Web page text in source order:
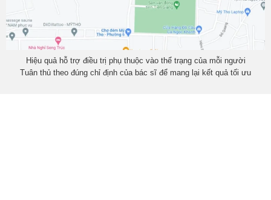
Hiệu quả hỗ trợ điều trị phụ thuộc vào thể trạng của mỗi người
Tuân thủ theo đúng chỉ định của bác sĩ để mang lại kết quả tối ưu